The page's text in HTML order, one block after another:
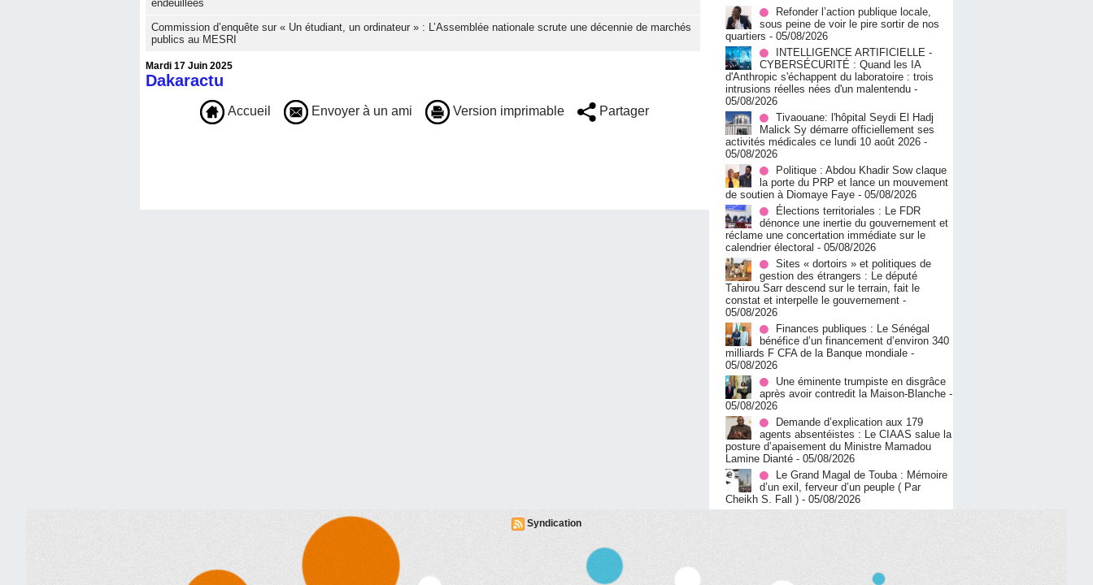
endeuillées
Commission d’enquête sur « Un étudiant, un ordinateur » : L’Assemblée nationale scrute une décennie de marchés
publics au MESRI
Mardi 17 Juin 2025
Dakaractu
Accueil Envoyer à un ami Version imprimable Partager
Refonder l’action publique locale,
sous peine de voir le pire sortir de nos
quartiers - 05/08/2026
INTELLIGENCE ARTIFICIELLE -
CYBERSÉCURITÉ : Quand les IA
d'Anthropic s'échappent du laboratoire : trois
intrusions réelles nées d'un malentendu -
05/08/2026
Tivaouane: l'hôpital Seydi El Hadj
Malick Sy démarre officiellement ses
activités médicales ce lundi 10 août 2026 -
05/08/2026
Politique : Abdou Khadir Sow claque
la porte du PRP et lance un mouvement
de soutien à Diomaye Faye - 05/08/2026
Élections territoriales : Le FDR
dénonce une inertie du gouvernement et
réclame une concertation immédiate sur le
calendrier électoral - 05/08/2026
Sites « dortoirs » et politiques de
gestion des étrangers : Le député
Tahirou Sarr descend sur le terrain, fait le
constat et interpelle le gouvernement -
05/08/2026
Finances publiques : Le Sénégal
bénéfice d’un financement d’environ 340
milliards F CFA de la Banque mondiale -
05/08/2026
Une éminente trumpiste en disgrâce
après avoir contredit la Maison-Blanche -
05/08/2026
Demande d’explication aux 179
agents absentéistes : Le CIAAS salue la
posture d’apaisement du Ministre Mamadou
Lamine Dianté - 05/08/2026
Le Grand Magal de Touba : Mémoire
d’un exil, ferveur d’un peuple ( Par
Cheikh S. Fall ) - 05/08/2026
Syndication